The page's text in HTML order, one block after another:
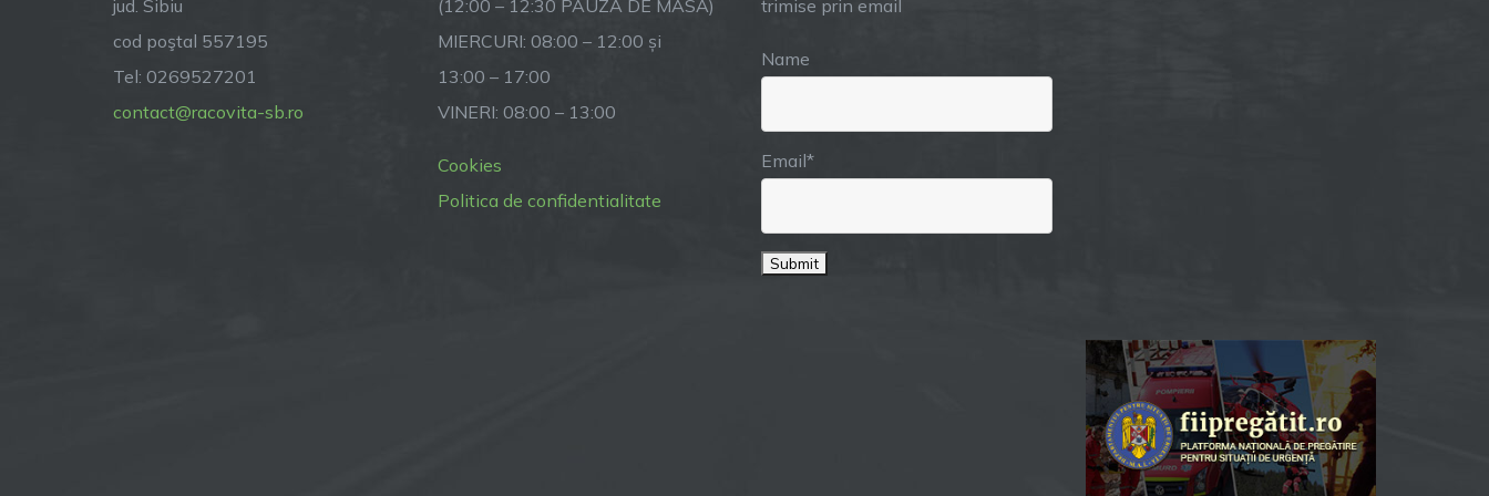
jud. Sibiu
cod poştal 557195
Tel: 0269527201
contact@racovita-sb.ro
(12:00 – 12:30 PAUZĂ DE MASĂ)
MIERCURI: 08:00 – 12:00 și
13:00 – 17:00
VINERI: 08:00 – 13:00
Cookies
Politica de confidentialitate
trimise prin email
Name
Email*